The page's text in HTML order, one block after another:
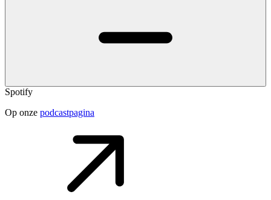
Spotify
Op onze podcastpagina